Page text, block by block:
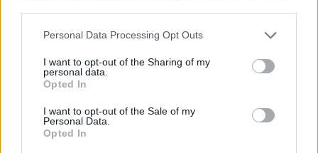
Personal Data Processing Opt Outs
I want to opt-out of the Sharing of my
personal data.
Opted In
I want to opt-out of the Sale of my
Personal Data.
Opted In
ΠΕΡΙΣΣΟΤΕΡΑ